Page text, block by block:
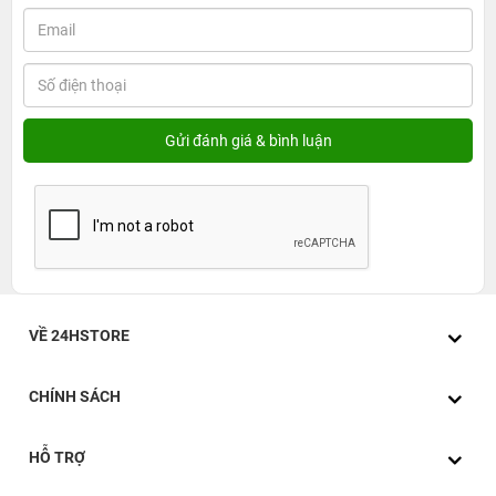
việc ở những nơi thiếu sáng. Bảo mật vân tay là một
điểm cộng lớn của chiếc laptop này, giúp việc mở khóa
nhanh chóng và tiện lợi chỉ với một cái chạm, so với việc
nhập mật khẩu truyền thống.
Chiếc laptop HP Probook 450 G8 i3 có khả năng kết nối
nhờ các cổng USB 3.1,
, HDMI, LAN (RJ45).
VỀ 24HSTORE
CHÍNH SÁCH
HỖ TRỢ